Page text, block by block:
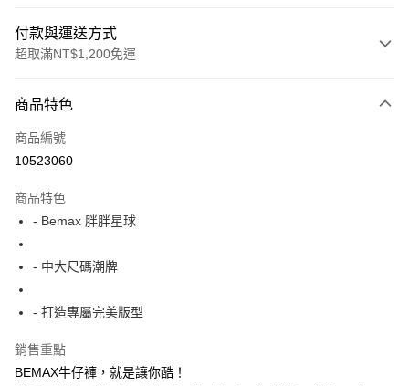
付款與運送方式
超取滿NT$1,200免運
信用卡一次付款
超商取貨付款
Apple Pay
街口支付
AFTEE先享後付
相關說明
AFTEE先享後付是「在收到商品之後才付款」的支付方式。 讓您購物簡單
ATM付款
商品特色
商品編號
10523060
商品特色
- Bemax 胖胖星球
- 中大尺碼潮牌
- 打造專屬完美版型
銷售重點
BEMAX牛仔褲，就是讓你酷！